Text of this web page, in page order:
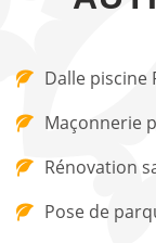
Dalle piscine
Maçonnerie
Rénovation
Pose de